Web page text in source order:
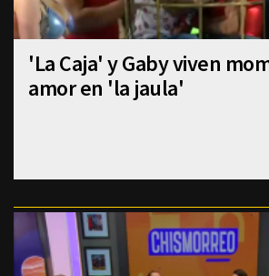
'La Caja' y Gaby viven
amor en 'la jaula'